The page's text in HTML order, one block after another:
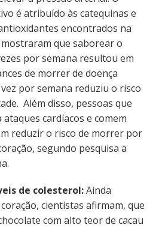
é atribuído às catequinas e
encontrados na
que saborear o
por semana resultou em
de morrer de doença
por semana reduziu o risco
Além disso, pessoas que
cardíacos e comem
reduzir o risco de morrer por
segundo pesquisa a
de colesterol:Ainda
cientistas afirmam, que
com alto teor de cacau